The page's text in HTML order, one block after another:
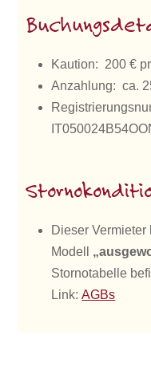
Kaution: 200 €
Anzahlung: ca.
Dieser Vermieter
Modell
Stornotabelle
Link:AGBs